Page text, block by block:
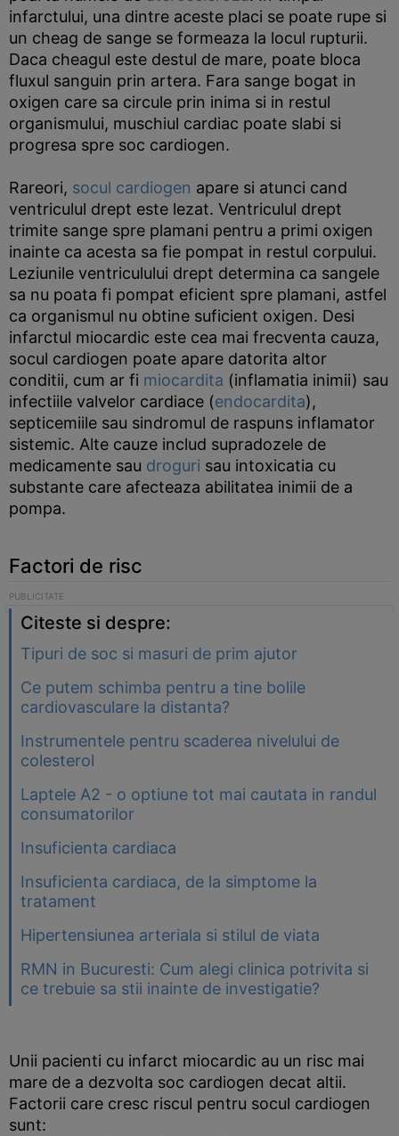
infarctului, una dintre aceste placi se poate rupe si
un cheag de sange se formeaza la locul rupturii.
Daca cheagul este destul de mare, poate bloca
fluxul sanguin prin artera. Fara sange bogat in
oxigen care sa circule prin inima si in restul
organismului, muschiul cardiac poate slabi si
progresa spre soc cardiogen.
Rareori, socul cardiogen apare si atunci cand
ventriculul drept este lezat. Ventriculul drept
trimite sange spre plamani pentru a primi oxigen
inainte ca acesta sa fie pompat in restul corpului.
Leziunile ventriculului drept determina ca sangele
sa nu poata fi pompat eficient spre plamani, astfel
ca organismul nu obtine suficient oxigen. Desi
infarctul miocardic este cea mai frecventa cauza,
socul cardiogen poate apare datorita altor
conditii, cum ar fi miocardita (inflamatia inimii) sau
infectiile valvelor cardiace (endocardita),
septicemiile sau sindromul de raspuns inflamator
sistemic. Alte cauze includ supradozele de
medicamente sau droguri sau intoxicatia cu
substante care afecteaza abilitatea inimii de a
pompa.
Factori de risc
Citeste si despre:
Tipuri de soc si masuri de prim ajutor
Ce putem schimba pentru a tine bolile
cardiovasculare la distanta?
Instrumentele pentru scaderea nivelului de
colesterol
Laptele A2 - o optiune tot mai cautata in randul
consumatorilor
Insuficienta cardiaca
Insuficienta cardiaca, de la simptome la
tratament
Hipertensiunea arteriala si stilul de viata
RMN in Bucuresti: Cum alegi clinica potrivita si
ce trebuie sa stii inainte de investigatie?
Unii pacienti cu infarct miocardic au un risc mai
mare de a dezvolta soc cardiogen decat altii.
Factorii care cresc riscul pentru socul cardiogen
sunt: